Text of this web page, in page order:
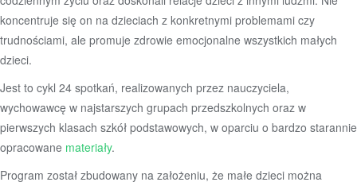
koncentruje się on na dzieciach z konkretnymi problemami czy
trudnościami, ale promuje zdrowie emocjonalne wszystkich małych
dzieci.
Jest to cykl 24 spotkań, realizowanych przez nauczyciela,
wychowawcę w najstarszych grupach przedszkolnych oraz w
pierwszych klasach szkół podstawowych, w oparciu o bardzo starannie
opracowane materiały.
Program został zbudowany na założeniu, że małe dzieci można